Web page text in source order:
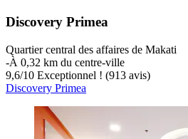
Discovery Primea
Quartier central des affaires de Makati
‐À 0,32 km du centre-ville
9,6/10 Exceptionnel ! (913 avis)
Discovery Primea